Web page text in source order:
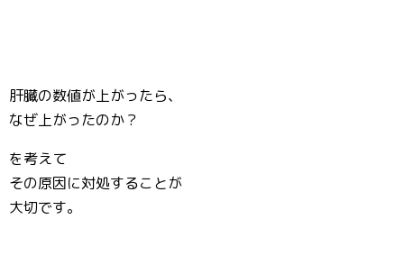
肝臓の数値が上がったら、
なぜ上がったのか？
を考えて
その原因に対処することが
大切です。